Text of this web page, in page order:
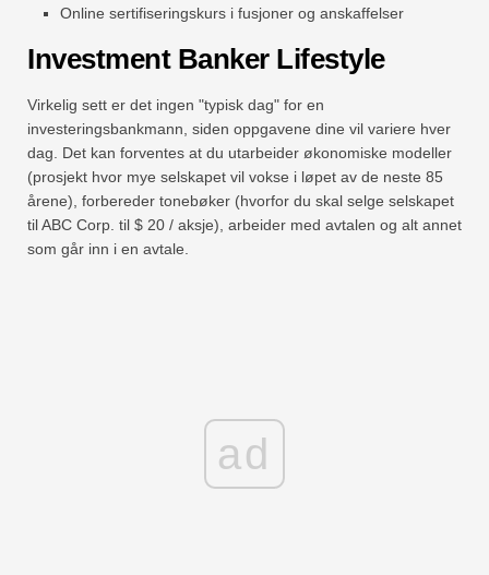
Online sertifiseringskurs i fusjoner og anskaffelser
Investment Banker Lifestyle
Virkelig sett er det ingen "typisk dag" for en
investeringsbankmann, siden oppgavene dine vil variere hver
dag. Det kan forventes at du utarbeider økonomiske modeller
(prosjekt hvor mye selskapet vil vokse i løpet av de neste 85
årene), forbereder tonebøker (hvorfor du skal selge selskapet
til ABC Corp. til $ 20 / aksje), arbeider med avtalen og alt annet
som går inn i en avtale.
ad